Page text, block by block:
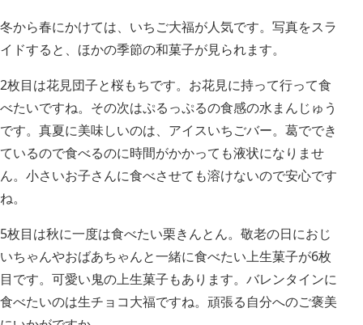
冬から春にかけては、いちご大福が人気です。写真をスラ
イドすると、ほかの季節の和菓子が見られます。
2枚目は花見団子と桜もちです。お花見に持って行って食
べたいですね。その次はぷるっぷるの食感の水まんじゅう
です。真夏に美味しいのは、アイスいちごバー。葛ででき
ているので食べるのに時間がかかっても液状になりませ
ん。小さいお子さんに食べさせても溶けないので安心です
ね。
5枚目は秋に一度は食べたい栗きんとん。敬老の日におじ
いちゃんやおばあちゃんと一緒に食べたい上生菓子が6枚
目です。可愛い鬼の上生菓子もあります。バレンタインに
食べたいのは生チョコ大福ですね。頑張る自分へのご褒美